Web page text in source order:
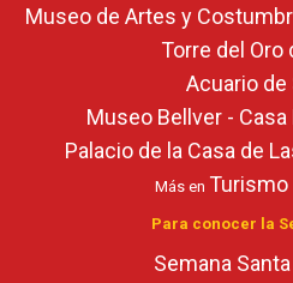
Museo de Artes y
Torre del Oro
Acuario de
Museo Bellver - Casa
Palacio de la Casa de
Más en Turismo
Para conocer la
Semana